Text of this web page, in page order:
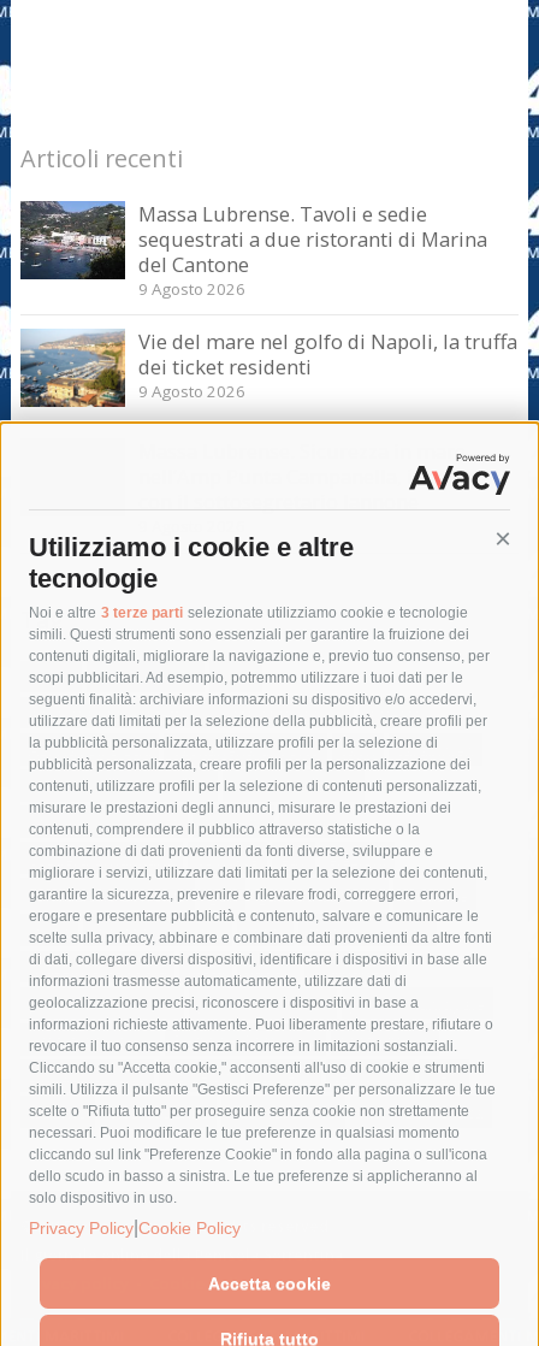
Utilizziamo i cookie e altre
tecnologie
Noi e altre 3 terze parti selezionate utilizziamo cookie e tecnologie
simili. Questi strumenti sono essenziali per garantire la fruizione dei
contenuti digitali, migliorare la navigazione e, previo tuo consenso, per
scopi pubblicitari. Ad esempio, potremmo utilizzare i tuoi dati per le
seguenti finalità: archiviare informazioni su dispositivo e/o accedervi,
utilizzare dati limitati per la selezione della pubblicità, creare profili per
la pubblicità personalizzata, utilizzare profili per la selezione di
pubblicità personalizzata, creare profili per la personalizzazione dei
contenuti, utilizzare profili per la selezione di contenuti personalizzati,
misurare le prestazioni degli annunci, misurare le prestazioni dei
contenuti, comprendere il pubblico attraverso statistiche o la
combinazione di dati provenienti da fonti diverse, sviluppare e
migliorare i servizi, utilizzare dati limitati per la selezione dei contenuti,
garantire la sicurezza, prevenire e rilevare frodi, correggere errori,
erogare e presentare pubblicità e contenuto, salvare e comunicare le
scelte sulla privacy, abbinare e combinare dati provenienti da altre fonti
di dati, collegare diversi dispositivi, identificare i dispositivi in base alle
informazioni trasmesse automaticamente, utilizzare dati di
geolocalizzazione precisi, riconoscere i dispositivi in base a
informazioni richieste attivamente. Puoi liberamente prestare, rifiutare o
revocare il tuo consenso senza incorrere in limitazioni sostanziali.
Cliccando su "Accetta cookie," acconsenti all'uso di cookie e strumenti
simili. Utilizza il pulsante "Gestisci Preferenze" per personalizzare le tue
scelte o "Rifiuta tutto" per proseguire senza cookie non strettamente
necessari. Puoi modificare le tue preferenze in qualsiasi momento
cliccando sul link "Preferenze Cookie" in fondo alla pagina o sull'icona
dello scudo in basso a sinistra. Le tue preferenze si applicheranno al
solo dispositivo in uso.
Privacy Policy Cookie Policy
Accetta cookie
Rifiuta tutto
Articoli recenti
Massa Lubrense. Tavoli e sedie
sequestrati a due ristoranti di Marina
del Cantone
9 Agosto 2026
Vie del mare nel golfo di Napoli, la truffa
dei ticket residenti
9 Agosto 2026
Massa Lubrense. Sicurezza in mare
nell’Amp Punta Campanella, incontro
Tag
acqua allerta meteo
anas
area marina protetta di punta campanella
arresto
Asl Napoli 3 sud
capitaneria di porto capri
carabinieri
castellammare di stabia
circumvesuviana
comune di sorrento
concerto
contagi
costiera amalfitana
covid-19 eav
elezioni
fondazione sorrento
gori guardia costiera
incidente
lavori
lorenzo balducelli mare
massa lubrense
massimo coppola
Meta napoli
ordinanza
penisola sorrentina
piano di sorrento
polizia municipale
protezione civile
Regione Campania
sant'agnello
sindaco cuomo
sorrento studenti temporali
treni
turismo
Vico Equense villa fiorentino vincenzo de luca
© 2015 SorrentoPress. All rights reserved.
Il giornale online della Penisola Sorrentina
Cookie Policy